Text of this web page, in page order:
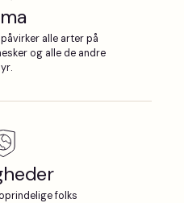
alle arter på
og alle de andre
folks